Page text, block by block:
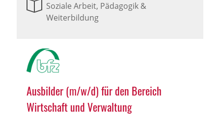
Soziale Arbeit, Pädagogik &
Weiterbildung
Ausbilder (m/w/d) für den Bereich
Wirtschaft und Verwaltung